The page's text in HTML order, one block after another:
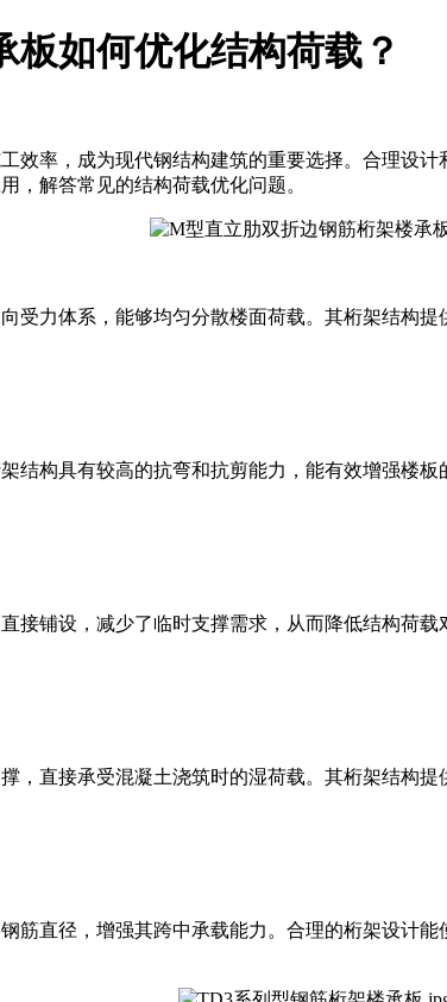
如何优化结构荷载？
效率，成为现代钢结构建筑的重要选择。合理设
，解答常见的结构荷载优化问题。
受力体系，能够均匀分散楼面荷载。其桁架结构
结构具有较高的抗弯和抗剪能力，能有效增强楼
接铺设，减少了临时支撑需求，从而降低结构荷
，直接承受混凝土浇筑时的湿荷载。其桁架结构
筋直径，增强其跨中承载能力。合理的桁架设计